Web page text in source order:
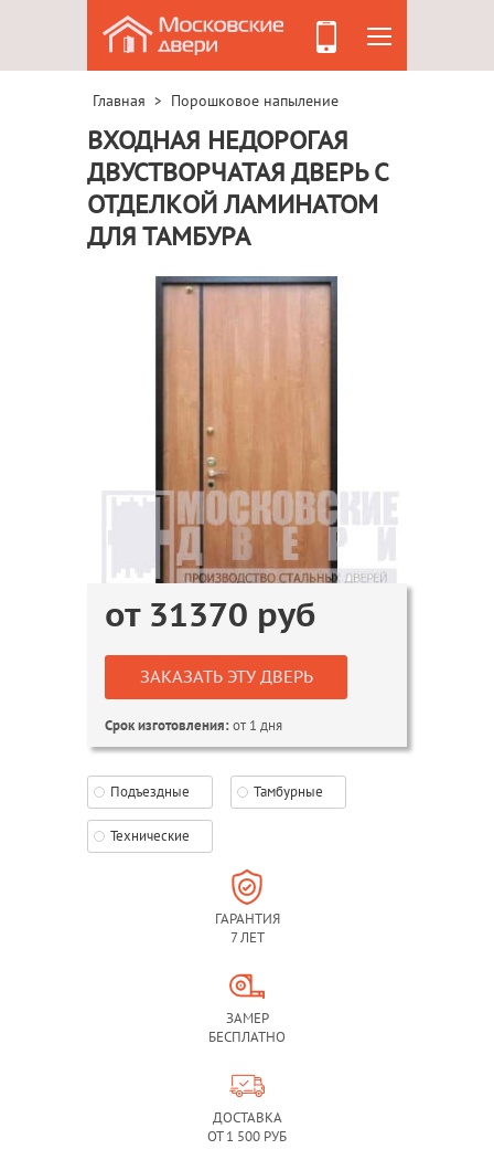
Главная > Порошковое напыление
ВХОДНАЯ НЕДОРОГАЯ
ДВУСТВОРЧАТАЯ ДВЕРЬ С
ОТДЕЛКОЙ ЛАМИНАТОМ
ДЛЯ ТАМБУРА
от 31370 руб
ЗАКАЗАТЬ ЭТУ ДВЕРЬ
Срок изготовления:от 1 дня
Подъездные Тамбурные
Технические
ГАРАНТИЯ
7 ЛЕТ
ЗАМЕР
БЕСПЛАТНО
ДОСТАВКА
ОТ 1 500 РУБ